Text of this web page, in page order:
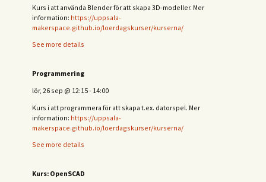
Kurs i att använda Blender för att skapa 3D-modeller. Mer
information: https://uppsala-
makerspace.github.io/loerdagskurser/kurserna/
See more details
Programmering
lör, 26 sep @ 12:15- 14:00
Kurs i att programmera för att skapa t.ex. datorspel. Mer
information: https://uppsala-
makerspace.github.io/loerdagskurser/kurserna/
See more details
Kurs: OpenSCAD